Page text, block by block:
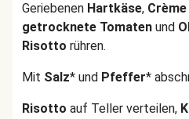
Geriebenen Hartkäse,
getrocknete Tomaten und
Risotto rühren.
Mit Salz* und Pfeffer*
Risotto auf Teller verteilen,